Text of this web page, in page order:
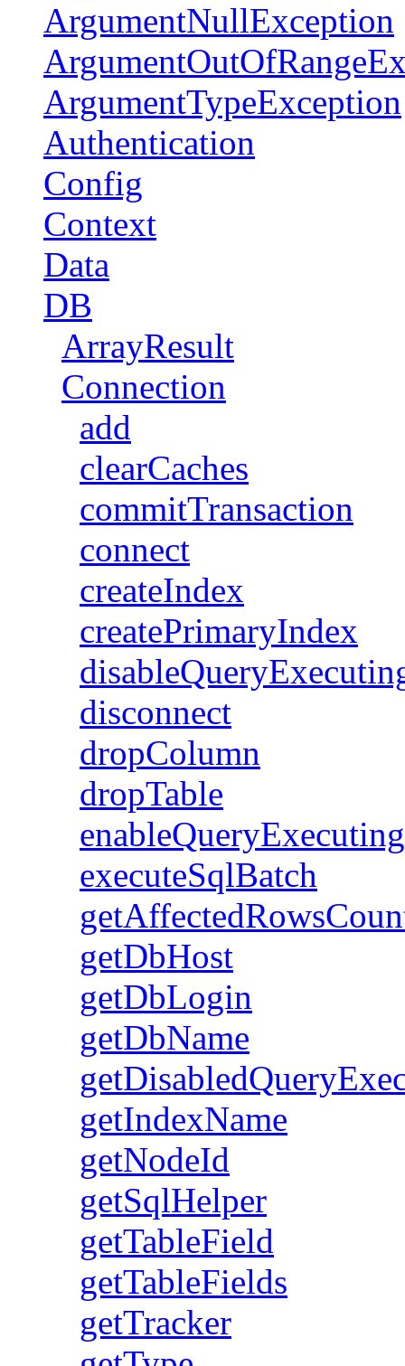
ArgumentNullException
ArgumentTypeException
Authentication
Config
Context
Data
DB
ArrayResult
Connection
add
clearCaches
commitTransaction
connect
createIndex
createPrimaryIndex
disconnect
dropColumn
dropTable
enableQueryExecuting
executeSqlBatch
getDbHost
getDbLogin
getDbName
getIndexName
getNodeId
getSqlHelper
getTableField
getTableFields
getTracker